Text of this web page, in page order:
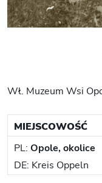
Wł. Muzeum Wsi
MIEJSCOWOŚĆ
PL: Opole, okolice
DE: Kreis Oppeln